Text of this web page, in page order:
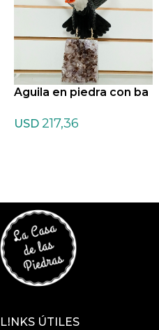
Aguila en piedra con ba
USD 217,36
LINKS ÚTILES